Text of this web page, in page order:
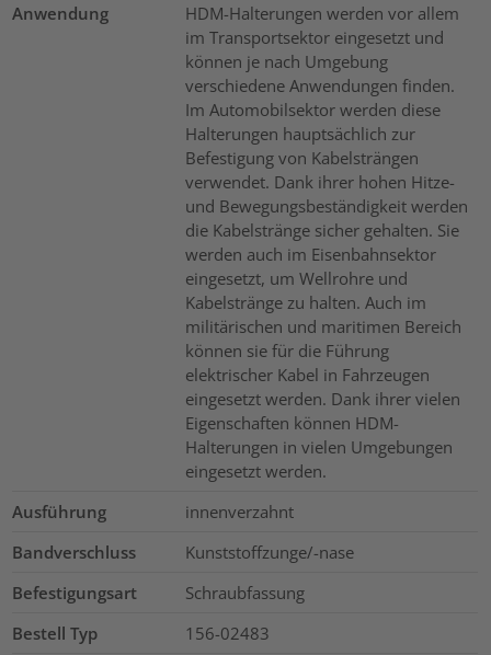
Anwendung
HDM-Halterungen werden vor allem
im Transportsektor eingesetzt und
können je nach Umgebung
verschiedene Anwendungen finden.
Im Automobilsektor werden diese
Halterungen hauptsächlich zur
Befestigung von Kabelsträngen
verwendet. Dank ihrer hohen Hitze-
und Bewegungsbeständigkeit werden
die Kabelstränge sicher gehalten. Sie
werden auch im Eisenbahnsektor
eingesetzt, um Wellrohre und
Kabelstränge zu halten. Auch im
militärischen und maritimen Bereich
können sie für die Führung
elektrischer Kabel in Fahrzeugen
eingesetzt werden. Dank ihrer vielen
Eigenschaften können HDM-
Halterungen in vielen Umgebungen
eingesetzt werden.
Ausführung
innenverzahnt
Bandverschluss
Kunststoffzunge/-nase
Befestigungsart
Schraubfassung
Bestell Typ
156-02483